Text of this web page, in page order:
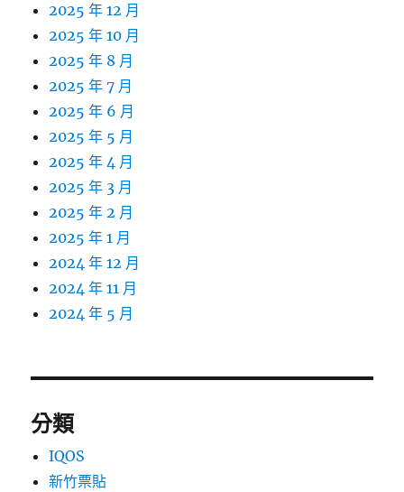
2025 年 12 月
2025 年 10 月
2025 年 8 月
2025 年 7 月
2025 年 6 月
2025 年 5 月
2025 年 4 月
2025 年 3 月
2025 年 2 月
2025 年 1 月
2024 年 12 月
2024 年 11 月
2024 年 5 月
分類
IQOS
新竹票貼